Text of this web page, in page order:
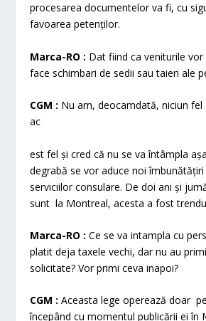
procesarea documentelor va fi, cu
favoarea petenților.
Marca-RO : Dat fiind ca veniturile
face schimbari de sedii sau taieri ale
CGM : Nu am, deocamdată, niciun
ac
est fel și cred că nu se va întâmpla
degrabă se vor aduce noi
serviciilor consulare. De doi ani și
sunt la Montreal, acesta a fost
Marca-RO : Ce se va intampla cu
platit deja taxele vechi, dar nu au
solicitate? Vor primi ceva inapoi?
CGM : Aceasta lege operează doar
începând cu momentul publicării ei în